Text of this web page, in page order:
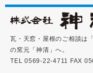
瓦・天窓・屋根のご相談は
の窯元「神清」へ。
TEL 0569-22-4711 FAX